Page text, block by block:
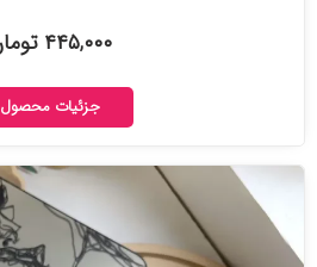
۴۴۵,۰۰۰ تومان
جزئیات محصول